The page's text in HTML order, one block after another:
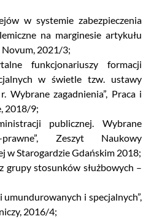
w systemie zabezpieczenia
na marginesie artykułu
Novum, 2021/3;
funkcjonariuszy formacji
w świetle tzw. ustawy
Wybrane zagadnienia”, Praca i
2018/9;
publicznej. Wybrane
prawne”, Zeszyt Naukowy
w Starogardzie Gdańskim 2018;
grupy stosunków służbowych –
i specjalnych”,
2016/4;